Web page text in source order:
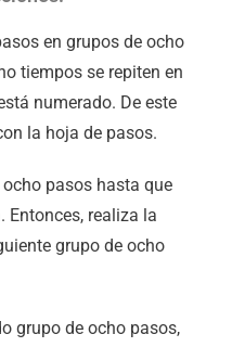
en grupos de ocho
tiempos se repiten en
numerado. De este
la hoja de pasos.
pasos hasta que
Entonces, realiza la
grupo de ocho
grupo de ocho pasos,